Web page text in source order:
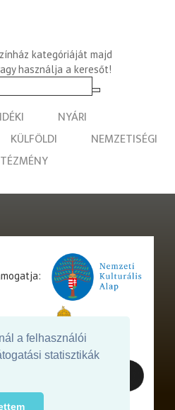
a felhasználói
statisztikák
kategóriáját majd
használja a keresőt!
NYÁRI
KÜLFÖLDI
NEMZETISÉGI